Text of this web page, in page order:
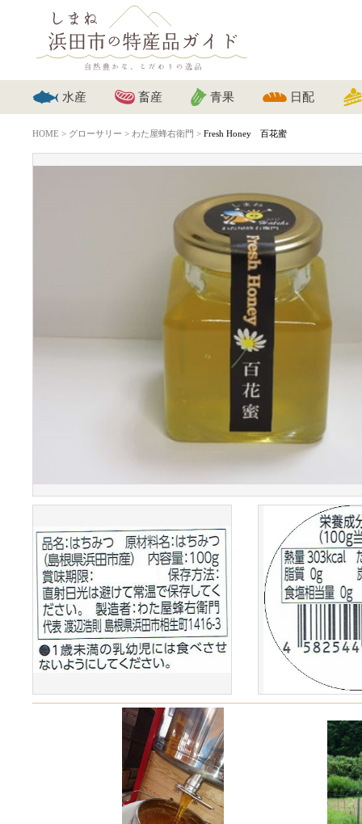
水産 畜産 青果 日配
HOME > グローサリー > わた屋蜂右衛門 > Fresh Honey 百花蜜